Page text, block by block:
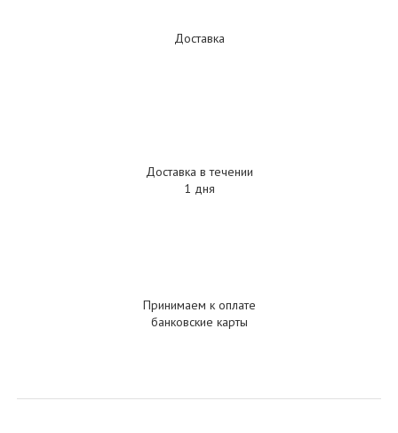
Доставка
Доставка в течении
1 дня
Принимаем к оплате
банковские карты